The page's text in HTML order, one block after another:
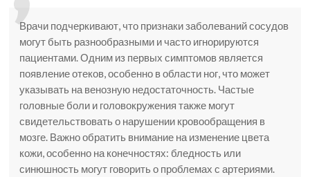
Врачи подчеркивают, что признаки заболеваний сосудов
могут быть разнообразными и часто игнорируются
пациентами. Одним из первых симптомов является
появление отеков, особенно в области ног, что может
указывать на венозную недостаточность. Частые
головные боли и головокружения также могут
свидетельствовать о нарушении кровообращения в
мозге. Важно обратить внимание на изменение цвета
кожи, особенно на конечностях: бледность или
синюшность могут говорить о проблемах с артериями.